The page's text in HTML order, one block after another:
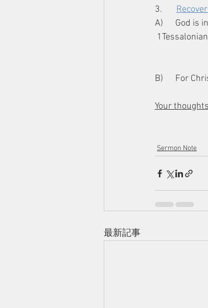
3.
A)      God is
B)      For
Your
Sermon Note
最新記事